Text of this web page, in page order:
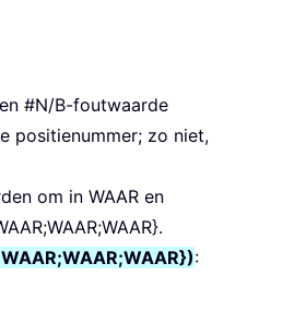
#N/B-foutwaarde
positienummer; zo niet,
om in WAAR en
: